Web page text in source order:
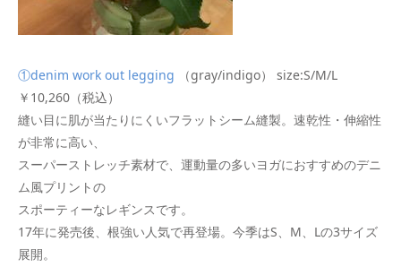
①denim work out legging （gray/indigo） size:S/M/L
￥10,260（税込）
縫い目に肌が当たりにくいフラットシーム縫製。速乾性・伸縮性
が非常に高い、
スーパーストレッチ素材で、運動量の多いヨガにおすすめのデニ
ム風プリントの
スポーティーなレギンスです。
17年に発売後、根強い人気で再登場。今季はS、M、Lの3サイズ
展開。